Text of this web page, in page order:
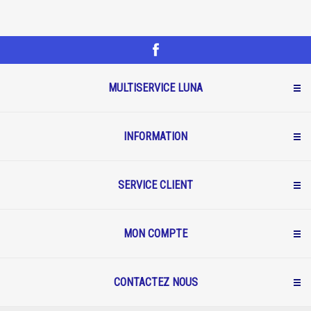
MULTISERVICE LUNA
INFORMATION
SERVICE CLIENT
MON COMPTE
CONTACTEZ NOUS